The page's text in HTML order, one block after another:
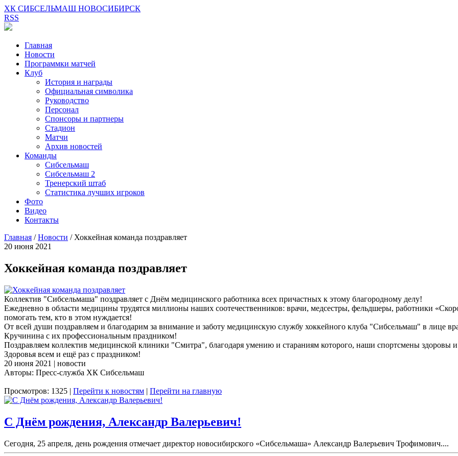
ХК СИБСЕЛЬМАШ НОВОСИБИРСК
RSS
Главная
Новости
Программки матчей
Клуб
История и награды
Официальная символика
Руководство
Персонал
Спонсоры и партнеры
Стадион
Матчи
Архив новостей
Команды
Сибсельмаш
Сибсельмаш 2
Тренерский штаб
Статистика лучших игроков
Фото
Видео
Контакты
Главная /Новости / Хоккейная команда поздравляет
20 июня 2021
Хоккейная команда поздравляет
Коллектив "Сибсельмаша" поздравляет с Днём медицинского работника всех причастных к этому благородному делу!
Ежедневно в области медицины трудятся миллионы наших соотечественников: врачи, медсестры, фельдшеры, работники
помогать тем, кто в этом нуждается!
От всей души поздравляем и благодарим за внимание и заботу медицинскую службу хоккейного клуба "Сибсельмаш" в лице
Кручинина с их профессиональным праздником!
Поздравляем коллектив медицинской клиники "Смитра", благодаря умению и стараниям которого, наши спортсмены здоровы
Здоровья всем и ещё раз с праздником!
20 июня 2021 | новости
Авторы: Пресс-служба ХК Сибсельмаш
Просмотров: 1325 | Перейти к новостям | Перейти на главную
С Днём рождения, Александр Валерьевич!
Сегодня, 25 апреля, день рождения отмечает директор новосибирского «Сибсельмаша» Александр Валерьевич Трофимович....